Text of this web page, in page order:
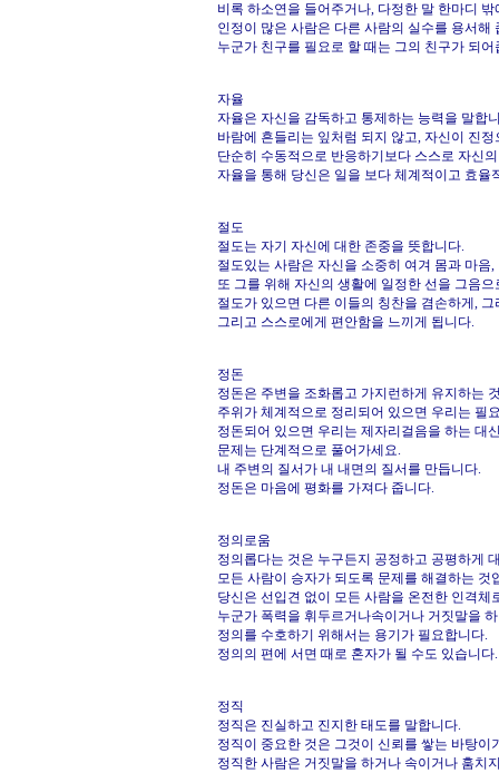
비록 하소연을 들어주거나, 다정한 말 한마디
인정이 많은 사람은 다른 사람의 실수를 용서해
누군가 친구를 필요로 할 때는 그의 친구가 되어
자율
자율은 자신을 감독하고 통제하는 능력을 말합
바람에 흔들리는 잎처럼 되지 않고, 자신이 진
단순히 수동적으로 반응하기보다 스스로 자신
자율을 통해 당신은 일을 보다 체계적이고 효율
절도
절도는 자기 자신에 대한 존중을 뜻합니다.
절도있는 사람은 자신을 소중히 여겨 몸과 마
또 그를 위해 자신의 생활에 일정한 선을 그음
절도가 있으면 다른 이들의 칭찬을 겸손하게,
그리고 스스로에게 편안함을 느끼게 됩니다.
정돈
정돈은 주변을 조화롭고 가지런하게 유지하는
주위가 체계적으로 정리되어 있으면 우리는 필
정돈되어 있으면 우리는 제자리걸음을 하는 대
문제는 단계적으로 풀어가세요.
내 주변의 질서가 내 내면의 질서를 만듭니다.
정돈은 마음에 평화를 가져다 줍니다.
정의로움
정의롭다는 것은 누구든지 공정하고 공평하게
모든 사람이 승자가 되도록 문제를 해결하는 것
당신은 선입견 없이 모든 사람을 온전한 인격체
누군가 폭력을 휘두르거나속이거나 거짓말을
정의를 수호하기 위해서는 용기가 필요합니다.
정의의 편에 서면 때로 혼자가 될 수도 있습니다.
정직
정직은 진실하고 진지한 태도를 말합니다.
정직이 중요한 것은 그것이 신뢰를 쌓는 바탕이
정직한 사람은 거짓말을 하거나 속이거나 훔치